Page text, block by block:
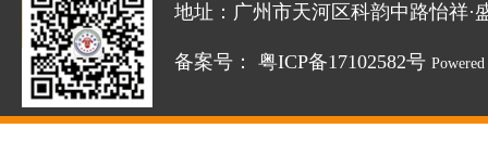
地址：广州市天河区科韵中路怡祥·
备案号： 粤ICP备17102582号